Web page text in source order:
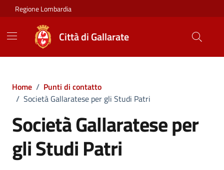
Vai ai contenuti
Vai al footer
Regione Lombardia
Città di Gallarate
Home / Punti di contatto
/ Società Gallaratese per gli Studi Patri
Società Gallaratese per
gli Studi Patri